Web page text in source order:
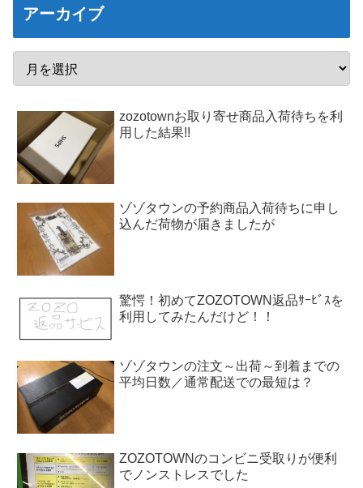
アーカイブ
zozotownお取り寄せ商品入荷待ちを利
用した結果!!
ゾゾタウンの予約商品入荷待ちに申し
込んだ荷物が届きましたが
驚愕！初めてZOZOTOWN返品ｻｰﾋﾞｽを
利用してみたんだけど！！
ゾゾタウンの注文～出荷～到着までの
平均日数／通常配送での最短は？
ZOZOTOWNのコンビニ受取りが便利
でノンストレスでした